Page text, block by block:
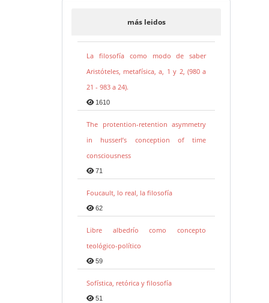
más leidos
La filosofía como modo de saber
Aristóteles, metafísica, a, 1 y 2, (980 a
21 - 983 a 24).
1610
The protention-retention asymmetry
in husserl’s conception of time
consciousness
71
Foucault, lo real, la filosofía
62
Libre albedrío como concepto
teológico-político
59
Sofística, retórica y filosofía
51